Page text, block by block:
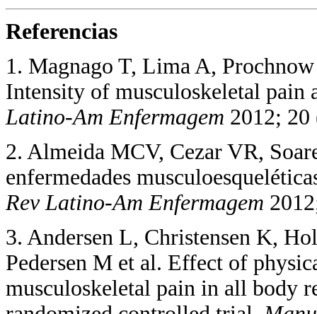
Referencias
1. Magnago T, Lima A,
Intensity of musculoskeletal
Latino-Am Enfermagem 2012; 20
2. Almeida MCV, Cezar VR,
enfermedades
Rev Latino-Am Enfermagem
3. Andersen L, Christensen K,
Pedersen M et al. Effect of
musculoskeletal pain in all body